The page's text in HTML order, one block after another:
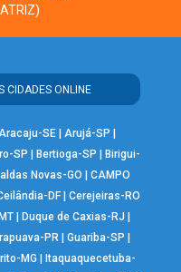
CIDADES ONLINE
SE| Arujá-SP
SP Bertioga-SP
Birigui-
Novas-GO |CAMPO
DF| Cerejeiras-RO
| Duque de Caxias-RJ
PR |Guariba-SP
MG
Itaquaquecetuba-